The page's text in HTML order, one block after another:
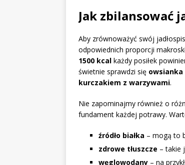
Jak zbilansować
Aby zrównoważyć swój
odpowiednich proporcji
1500 kcal każdy posiłek
świetnie sprawdzi się
kurczakiem z warzywami.
Nie zapominajmy również o
fundament każdej potrawy.
źródło białka – mogą to
zdrowe tłuszcze – takie
węglowodany – na